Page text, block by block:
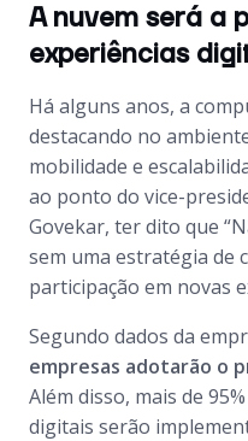
A nuvem será a
experiências
Há alguns anos, a
destacando no
mobilidade e
ao ponto do vice-
Govekar, ter dito que
sem uma estratégia de
participação em novas
Segundo dados da
empresas adotarão o
Além disso, mais de
digitais serão